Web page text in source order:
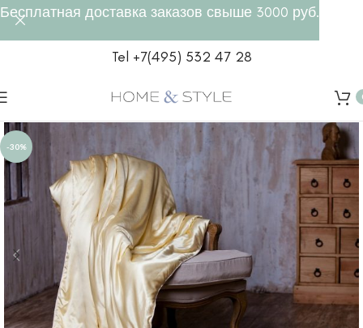
Tel +7(495) 532 47 28
-30%
Бесплатная доставка заказов свыше 3000 руб.